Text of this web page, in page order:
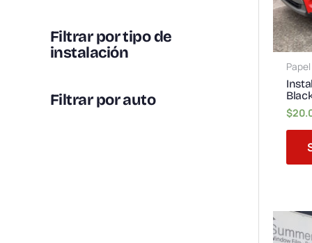
Filtrar por tipo de
instalación
Filtrar por auto
$